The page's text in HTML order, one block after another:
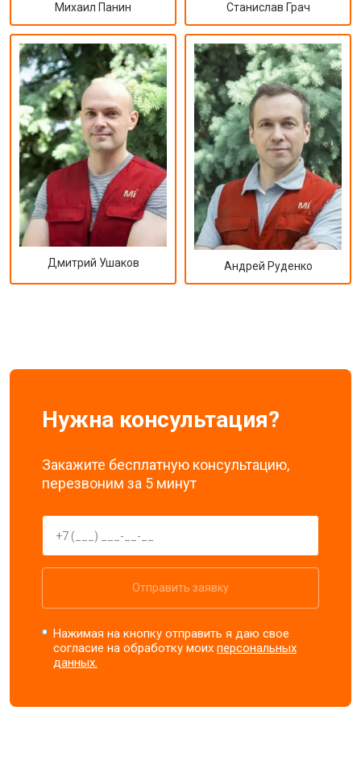
Михаил Панин Станислав Грач
Дмитрий Ушаков Андрей Руденко
Нужна консультация?
Закажите бесплатную консультацию,
перезвоним за 5 минут
Отправить заявку
Нажимая на кнопку отправить я даю свое
согласие на обработку моихперсональных
данных.